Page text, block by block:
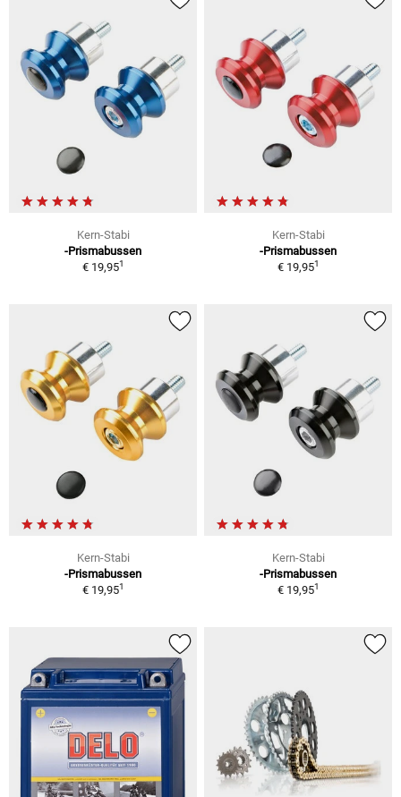
Kern-Stabi
-Prismabussen
€ 19,951
Kern-Stabi
-Prismabussen
€ 19,951
Kern-Stabi
-Prismabussen
€ 19,951
Kern-Stabi
-Prismabussen
€ 19,951